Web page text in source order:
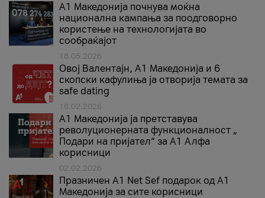
A1 Македонија почнува моќна
национална кампања за поодговорно
користење на технологијата во
сообраќајот
18.05.2026
Овој Валентајн, A1 Македонија и 6
скопски кафулиња ја отворија темата за
safe dating
16.02.2026
А1 Македонија ја претставува
револуционерната функционалност „
Подари на пријател“ за А1 Алфа
корисници
02.02.2026
Празничен A1 Net Sеf подарок од А1
Македонија за сите корисници